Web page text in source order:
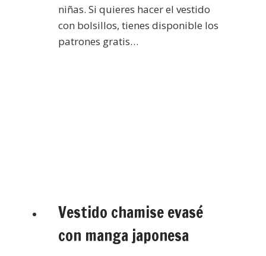
niñas. Si quieres hacer el vestido
con bolsillos, tienes disponible los
patrones gratis…
Vestido chamise evasé
con manga japonesa